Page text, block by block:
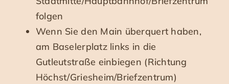
folgen
Wenn Sie den Main überquert haben,
am Baselerplatz links in die
Gutleutstraße einbiegen (Richtung
Höchst/Griesheim/Briefzentrum)